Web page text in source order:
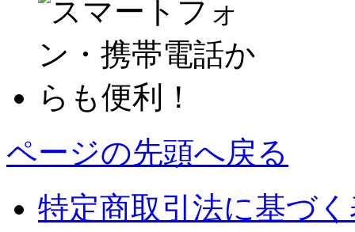
ページの先頭へ戻る
特定商取引法に基づ